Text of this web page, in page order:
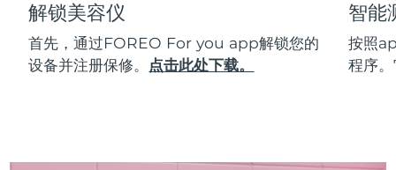
解锁美容仪
首先，通过FOREO For you app解锁您的
设备并注册保修。 点击此处下载。
智能
按照
程序